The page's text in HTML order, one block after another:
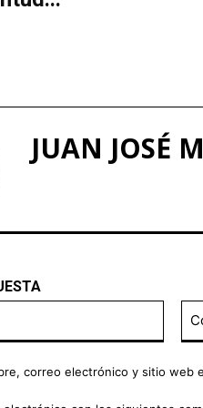
JUAN JOSÉ
correo electrónico y sitio web